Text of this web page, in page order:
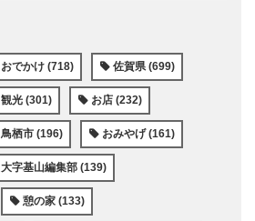
おでかけ (718) 佐賀県 (699)
観光 (301) お店 (232)
鳥栖市 (196) おみやげ (161)
大字基山編集部 (139)
憩の家 (133)